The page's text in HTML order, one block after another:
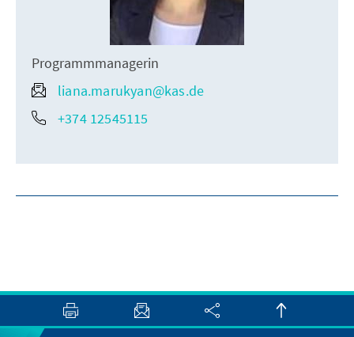
Programmmanagerin
liana.marukyan@kas.de
+374 12545115